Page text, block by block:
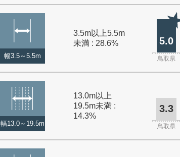
幅3.5～5.5m
3.5m以上5.5m
未満 : 28.6%
5.0
鳥取県
幅13.0～19.5m
13.0m以上
19.5m未満 :
14.3%
3.3
鳥取県